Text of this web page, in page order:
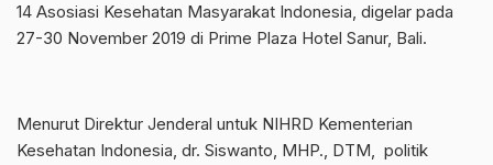
14 Asosiasi Kesehatan Masyarakat Indonesia, digelar pada
27-30 November 2019 di Prime Plaza Hotel Sanur, Bali.
Menurut Direktur Jenderal untuk NIHRD Kementerian
Kesehatan Indonesia, dr. Siswanto, MHP., DTM, politik